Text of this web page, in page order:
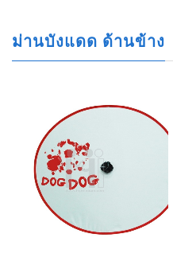
ม่านบังแดด ด้านข้าง